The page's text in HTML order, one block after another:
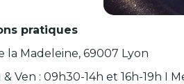
pratiques
la Madeleine, 69007 Lyon
Ven : 09h30-14h et 16h-19h I